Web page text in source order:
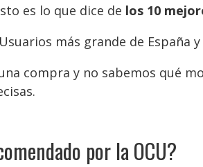
es lo que dice de los 10
más grande de
compra y no sabemos qué
por la OCU?